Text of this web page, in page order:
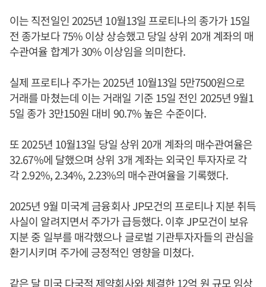
이는 직전일인 2025년 10월13일 프로티나의 종가가 15일
전 종가보다 75% 이상 상승했고 당일 상위 20개 계좌의 매
수관여율 합계가 30% 이상임을 의미한다.
실제 프로티나 주가는 2025년 10월13일 5만7500원으로
거래를 마쳤는데 이는 거래일 기준 15일 전인 2025년 9월1
5일 종가 3만150원 대비 90.7% 높은 수준이다.
또 2025년 10월13일 당일 상위 20개 계좌의 매수관여율은
32.67%에 달했으며 상위 3개 계좌는 외국인 투자자로 각
각 2.92%, 2.34%, 2.23%의 매수관여율을 기록했다.
2025년 9월 미국계 금융회사 JP모건의 프로티나 지분 취득
사실이 알려지면서 주가가 급등했다. 이후 JP모건이 보유
지분 중 일부를 매각했으나 글로벌 기관투자자들의 관심을
환기시키며 주가에 긍정적인 영향을 미쳤다.
같은 달 미국 다국적 제약회사와 체결한 12억 원 규모 임상